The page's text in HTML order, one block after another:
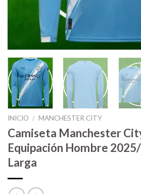
INICIO / MANCHESTER CITY
Camiseta Manchester
Equipación Hombre
Larga